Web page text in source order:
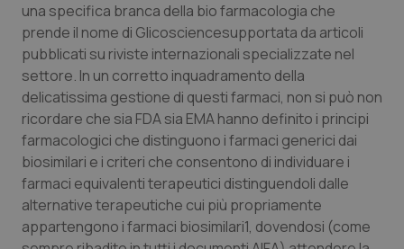
Oncologia & Nutrizione
Psoriasi & pelle
Quotidiano Cardiologia
Quotidiano Chirurgia
Quotidiano Oncologia
una specifica branca della bio farmacologia che
prende il nome di Glicosciencesupportata da articoli
pubblicati su riviste internazionali specializzate nel
settore. In un corretto inquadramento della
delicatissima gestione di questi farmaci, non si può non
ricordare che sia FDA sia EMA hanno definito i principi
farmacologici che distinguono i farmaci generici dai
biosimilari e i criteri che consentono di individuare i
farmaci equivalenti terapeutici distinguendoli dalle
alternative terapeutiche cui più propriamente
appartengono i farmaci biosimilari1, dovendosi (come